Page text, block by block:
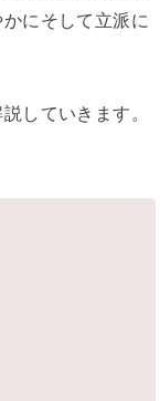
にそして立派に
していきます。